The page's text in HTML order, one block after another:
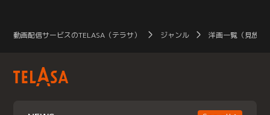
動画配信サービスのTELASA（テラサ） ジャンル 洋画一覧（見放題